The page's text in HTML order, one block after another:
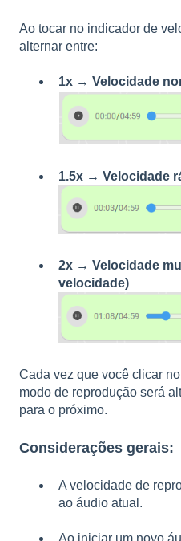
Ao tocar no indicador de
alternar entre:
1x → Velocidade
1.5x → Velocidade
2x → Velocidade
velocidade)
Cada vez que você clicar
modo de reprodução será
para o próximo.
Considerações gerais:
A velocidade de
ao áudio atual.